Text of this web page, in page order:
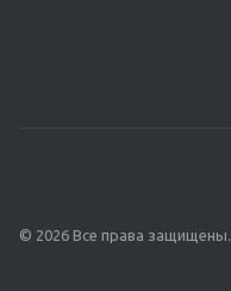
© 2026 Все права защищены.